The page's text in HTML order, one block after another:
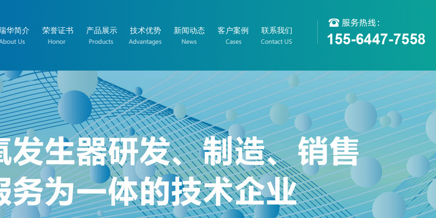
华简介 荣誉证书 产品展示 技术优势 新闻动态 客户案例 联系我们